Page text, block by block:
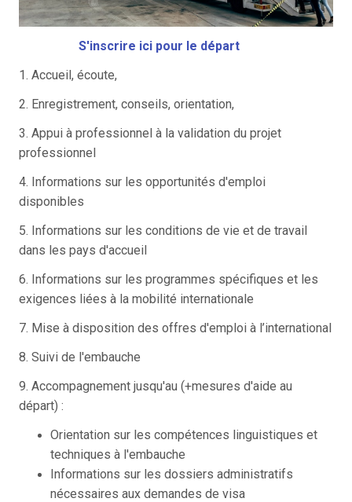
S'inscrire ici pour le départ
1. Accueil, écoute,
2. Enregistrement, conseils, orientation,
3. Appui à professionnel à la validation du projet
professionnel
4. Informations sur les opportunités d'emploi
disponibles
5. Informations sur les conditions de vie et de travail
dans les pays d'accueil
6. Informations sur les programmes spécifiques et les
exigences liées à la mobilité internationale
7. Mise à disposition des offres d'emploi à l’international
8. Suivi de l'embauche
9. Accompagnement jusqu'au (+mesures d'aide au
départ) :
Orientation sur les compétences linguistiques et
techniques à l'embauche
Informations sur les dossiers administratifs
nécessaires aux demandes de visa